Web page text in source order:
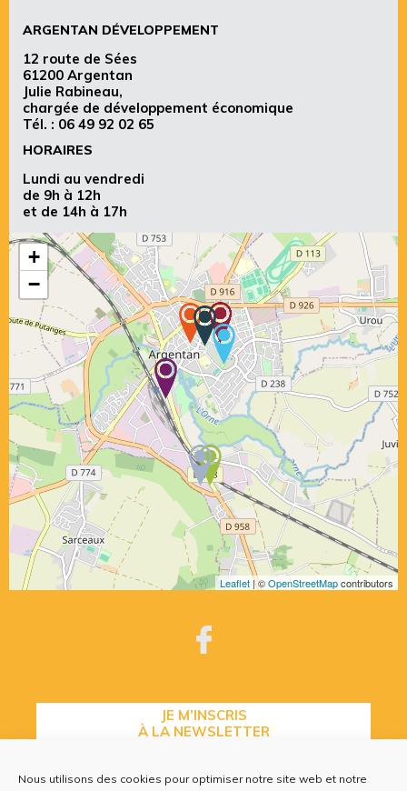
Nous utilisons des cookies pour optimiser notre site web et notre
ARGENTAN DÉVELOPPEMENT
12 route de Sées
61200 Argentan
Julie Rabineau,
chargée de développement économique
Tél. : 06 49 92 02 65
HORAIRES
Lundi au vendredi
de 9h à 12h
et de 14h à 17h
+
−
Leaflet | ©OpenStreetMapcontributors
JE M’INSCRIS
À LA NEWSLETTER